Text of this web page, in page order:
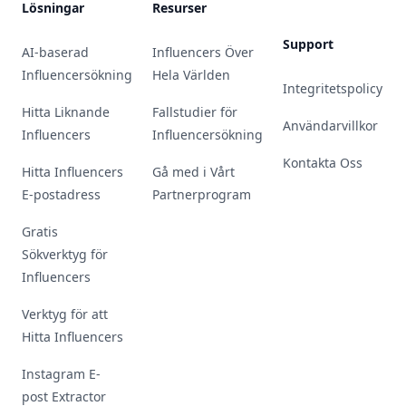
Lösningar
AI-baserad
Influencersökning
Hitta Liknande
Influencers
Hitta Influencers
E-postadress
Gratis
Sökverktyg för
Influencers
Verktyg för att
Hitta Influencers
Instagram E-
post Extractor
Resurser
Influencers Över
Hela Världen
Fallstudier för
Influencersökning
Gå med i Vårt
Partnerprogram
Support
Integritetspolicy
Användarvillkor
Kontakta Oss